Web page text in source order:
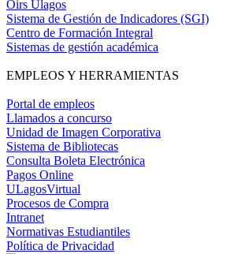
Oirs Ulagos
Sistema de Gestión de Indicadores (SGI)
Centro de Formación Integral
Sistemas de gestión académica
EMPLEOS Y HERRAMIENTAS
Portal de empleos
Llamados a concurso
Unidad de Imagen Corporativa
Sistema de Bibliotecas
Consulta Boleta Electrónica
Pagos Online
ULagosVirtual
Procesos de Compra
Intranet
Normativas Estudiantiles
Política de Privacidad